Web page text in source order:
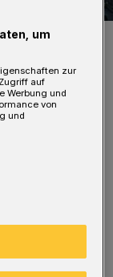
den Ort des
im
Zwei
um
zur
auf
Werbung und
von
und